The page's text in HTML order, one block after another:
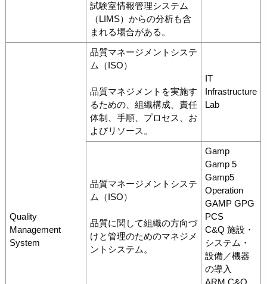
試験室情報管理システム
（LIMS）からの分析も含
まれる場合がある。
Quality
Management
System
品質マネージメントシステ
ム（ISO）
品質マネジメントを実施す
るための、組織構成、責任
体制、手順、プロセス、お
よびリソース。
IT
Infrastructure
Lab
品質マネージメントシステ
ム（ISO）
品質に関して組織の方向づ
けと管理のためのマネジメ
ントシステム。
Gamp
Gamp 5
Gamp5
Operation
GAMP GPG
PCS
C&Q 施設・
システム・
設備／機器
の導入